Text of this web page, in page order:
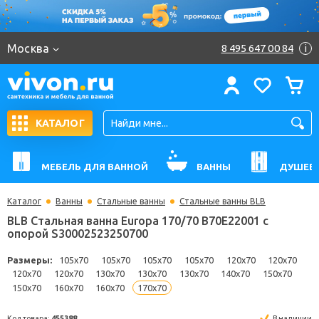
Москва 8 495 647 00 84 i
КАТАЛОГ
МЕБЕЛЬ ДЛЯ ВАННОЙ ВАННЫ
Каталог Ванны Стальные ванны Стальные ванны BLB
опорой S30002523250700
Размеры: 105x70 105x70 105x70